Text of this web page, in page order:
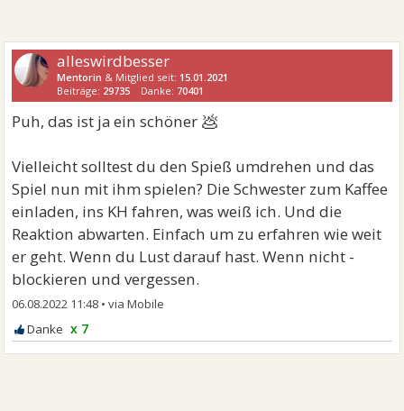
alleswirdbesser
Mentorin & Mitglied seit: 15.01.2021
Beiträge: 29735 Danke: 70401
Puh, das ist ja ein schöner 💩
Vielleicht solltest du den Spieß umdrehen und das
Spiel nun mit ihm spielen? Die Schwester zum Kaffee
einladen, ins KH fahren, was weiß ich. Und die
Reaktion abwarten. Einfach um zu erfahren wie weit
er geht. Wenn du Lust darauf hast. Wenn nicht -
blockieren und vergessen.
06.08.2022 11:48 •
x 7